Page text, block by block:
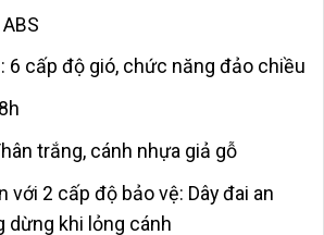
6 cấp độ gió, chức năng đảo chiều
trắng, cánh nhựa giả gỗ
với 2 cấp độ bảo vệ: Dây đai an
dừng khi lỏng cánh